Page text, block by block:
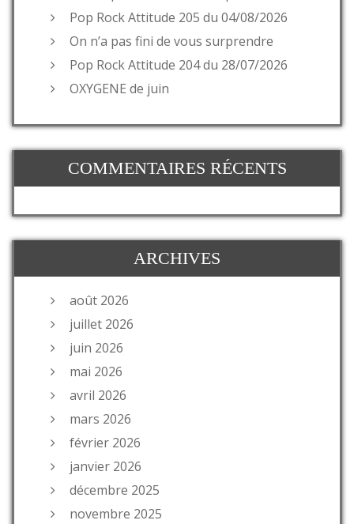
Pop Rock Attitude 205 du 04/08/2026
On n’a pas fini de vous surprendre
Pop Rock Attitude 204 du 28/07/2026
OXYGENE de juin
COMMENTAIRES RÉCENTS
ARCHIVES
août 2026
juillet 2026
juin 2026
mai 2026
avril 2026
mars 2026
février 2026
janvier 2026
décembre 2025
novembre 2025